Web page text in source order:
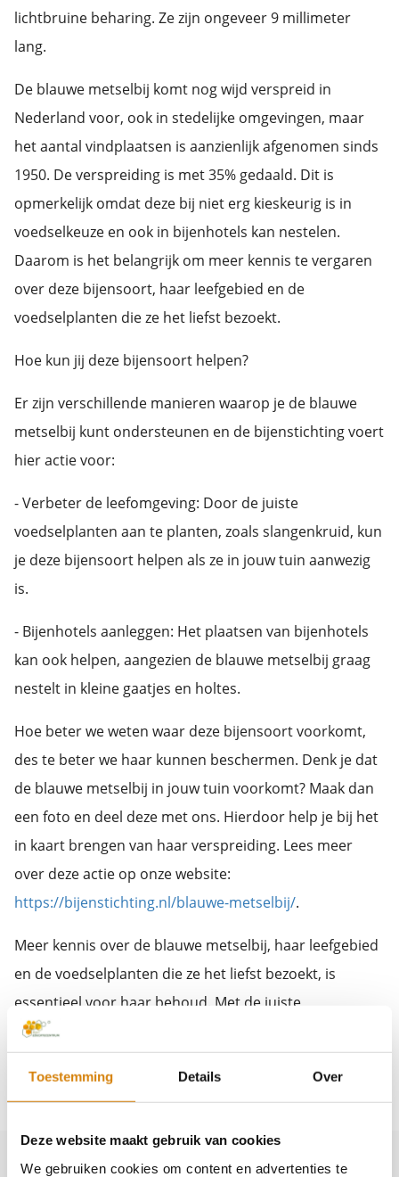
Toestemming Details Over
Deze website maakt gebruik van cookies
We gebruiken cookies om content en advertenties te
lichtbruine beharing. Ze zijn ongeveer 9 millimeter
lang.
De blauwe metselbij komt nog wijd verspreid in
Nederland voor, ook in stedelijke omgevingen, maar
het aantal vindplaatsen is aanzienlijk afgenomen sinds
1950. De verspreiding is met 35% gedaald. Dit is
opmerkelijk omdat deze bij niet erg kieskeurig is in
voedselkeuze en ook in bijenhotels kan nestelen.
Daarom is het belangrijk om meer kennis te vergaren
over deze bijensoort, haar leefgebied en de
voedselplanten die ze het liefst bezoekt.
Hoe kun jij deze bijensoort helpen?
Er zijn verschillende manieren waarop je de blauwe
metselbij kunt ondersteunen en de bijenstichting voert
hier actie voor:
- Verbeter de leefomgeving: Door de juiste
voedselplanten aan te planten, zoals slangenkruid, kun
je deze bijensoort helpen als ze in jouw tuin aanwezig
is.
- Bijenhotels aanleggen: Het plaatsen van bijenhotels
kan ook helpen, aangezien de blauwe metselbij graag
nestelt in kleine gaatjes en holtes.
Hoe beter we weten waar deze bijensoort voorkomt,
des te beter we haar kunnen beschermen. Denk je dat
de blauwe metselbij in jouw tuin voorkomt? Maak dan
een foto en deel deze met ons. Hierdoor help je bij het
in kaart brengen van haar verspreiding. Lees meer
over deze actie op onze website:
https://bijenstichting.nl/blauwe-metselbij/.
Meer kennis over de blauwe metselbij, haar leefgebied
en de voedselplanten die ze het liefst bezoekt, is
essentieel voor haar behoud. Met de juiste
maatregelen kunnen we helpen deze bijzondere
bijensoort te beschermen en haar populatie in
Nederland te herstellen.